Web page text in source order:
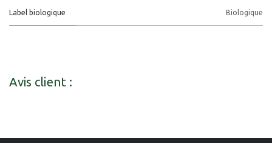
Label biologique Biologique
Avis client :